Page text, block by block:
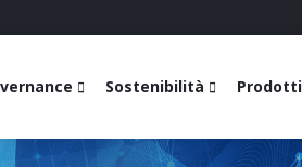
Sostenibilità Prodotti